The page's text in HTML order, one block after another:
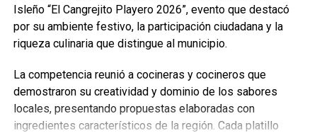
Isleño “El Cangrejito Playero 2026”, evento que destacó
por su ambiente festivo, la participación ciudadana y la
riqueza culinaria que distingue al municipio.
La competencia reunió a cocineras y cocineros que
demostraron su creatividad y dominio de los sabores
locales, presentando propuestas elaboradas con
ingredientes característicos de la región. Cada platillo